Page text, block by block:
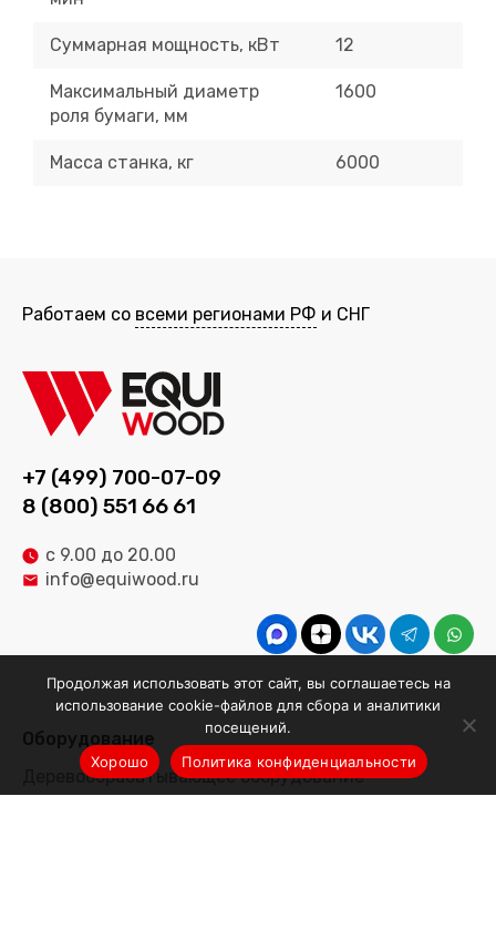
Суммарная мощность, кВт 12
Максимальный диаметр
роля бумаги, мм
1600
Масса станка, кг 6000
Работаем со всеми регионами РФ и СНГ
+7 (499) 700-07-09
8 (800) 551 66 61
с 9.00 до 20.00
info@equiwood.ru
Оборудование
Деревообрабатывающее оборудование
Продолжая использовать этот сайт, вы соглашаетесь на
использование cookie-файлов для сбора и аналитики
посещений.
Хорошо
Политика конфиденциальности